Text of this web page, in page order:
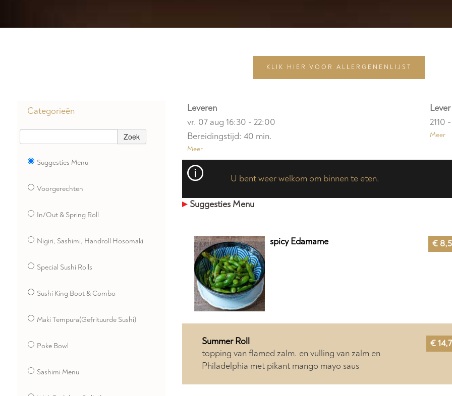
KLIK HIER VOOR ALLERGENENLIJST
Categorieën
Zoek
Suggesties Menu
Voorgerechten
In/Out & Spring Roll
Nigiri, Sashimi, Handroll Hosomaki
Special Sushi Rolls
Sushi King Boot & Combo
Maki Tempura(Gefrituurde Sushi)
Poke Bowl
Sashimi Menu
Leveren
vr. 07 aug16:30 - 22:00
Bereidingstijd: 40 min.
Meer
2110
Meer
U bent weer welkom om binnen te eten.
Suggesties Menu
spicy Edamame €
Summer Roll
​topping van flamed zalm. en vulling van zalm en
Philadelphia met pikant mango mayo saus
€